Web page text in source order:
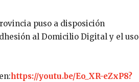
puso a disposición
al Domicilio Digital y el uso
https://youtu.be/Eo_XR-eZxP8?